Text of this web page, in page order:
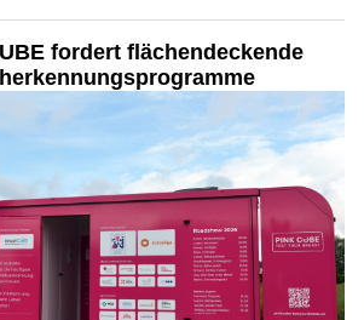
fordert flächendeckende